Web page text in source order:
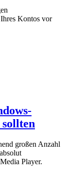
Kontos vor
großen Anzahl
Player.